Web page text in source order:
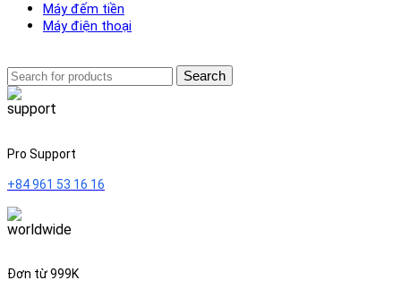
Máy đếm tiền
Máy điện thoại
Search
Pro Support
+84 961 53 16 16
Đơn từ 999K